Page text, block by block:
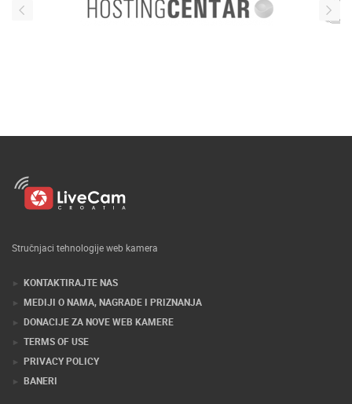
Stručnjaci tehnologije web kamera
KONTAKTIRAJTE NAS
MEDIJI O NAMA, NAGRADE I PRIZNANJA
DONACIJE ZA NOVE WEB KAMERE
TERMS OF USE
PRIVACY POLICY
BANERI